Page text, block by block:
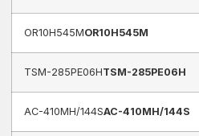
OR10H545MOR10H545M
TSM-285PE06HTSM-285PE06H
AC-410MH/144SAC-410MH/144S